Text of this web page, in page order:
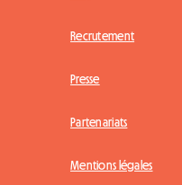
Recrutement
Presse
Partenariats
Mentions légales